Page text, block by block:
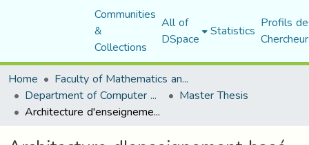
Communities
&
Collections
All of
DSpace Statistics Profils
Home
Faculty of Mathematics and Computer Science
Department of Computer Science Master Thesis
Architecture d'enseignement basé sur l'internet des objets